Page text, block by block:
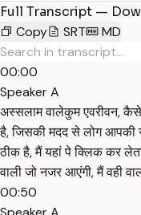
Full Transcript —
Copy
SRT MD
00:00
Speaker A
अस्सलाम वालेकुम एवरीवन,
है, जिसकी मदद से लोग
ठीक है, मैं यहां पे क्लिक कर
वाली जो नजर आएंगी, मैं वही
00:50